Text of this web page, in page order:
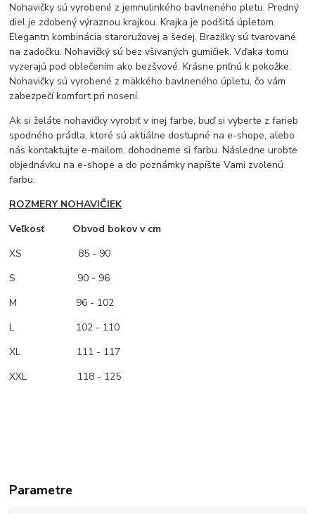
Nohavičky sú vyrobené z jemnulinkého bavlneného pletu. Predný
diel je zdobený výraznou krajkou. Krajka je podšitá úpletom.
Elegantn kombinácia staroružovej a šedej. Brazilky sú tvarované
na zadočku. Nohavičký sú bez všivaných gumičiek. Vďaka tomu
vyzerajú pod oblečením ako bezšvové. Krásne priľnú k pokožke.
Nohavičky sú vyrobené z mäkkého bavlneného úpletu, čo vám
zabezpečí komfort pri nosení.
Ak si želáte nohavičky vyrobiť v inej farbe, buď si vyberte z farieb
spodného prádla, ktoré sú aktiálne dostupné na e-shope, alebo
nás kontaktujte e-mailom, dohodneme si farbu. Následne urobte
objednávku na e-shope a do poznámky napíšte Vami zvolenú
farbu.
ROZMERY NOHAVIČIEK
Veľkosť Obvod bokov v cm
XS
85 - 90
S 90 - 96
M
96 - 102
L 102 - 110
XL 111 - 117
XXL 118 - 125
Parametre